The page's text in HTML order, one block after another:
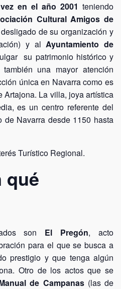
en el año 2001 teniendo
Cultural Amigos de
de su organización y
y alAyuntamiento de
su patrimonio histórico y
una mayor atención
única en Navarra como es
La villa, joya artística
es un centro referente del
de Navarra desde 1150 hasta
Turístico Regional.
qué
son El Pregón, acto
para el que se busca a
prestigio y que tenga algún
Otro de los actos que se
de Campanas(las de